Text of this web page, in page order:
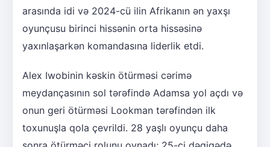
arasında idi və 2024-cü ilin Afrikanın ən yaxşı
oyunçusu birinci hissənin orta hissəsinə
yaxınlaşarkən komandasına liderlik etdi.
Alex Iwobinin kəskin ötürməsi cərimə
meydançasının sol tərəfində Adamsa yol açdı və
onun geri ötürməsi Lookman tərəfindən ilk
toxunuşla qola çevrildi. 28 yaşlı oyunçu daha